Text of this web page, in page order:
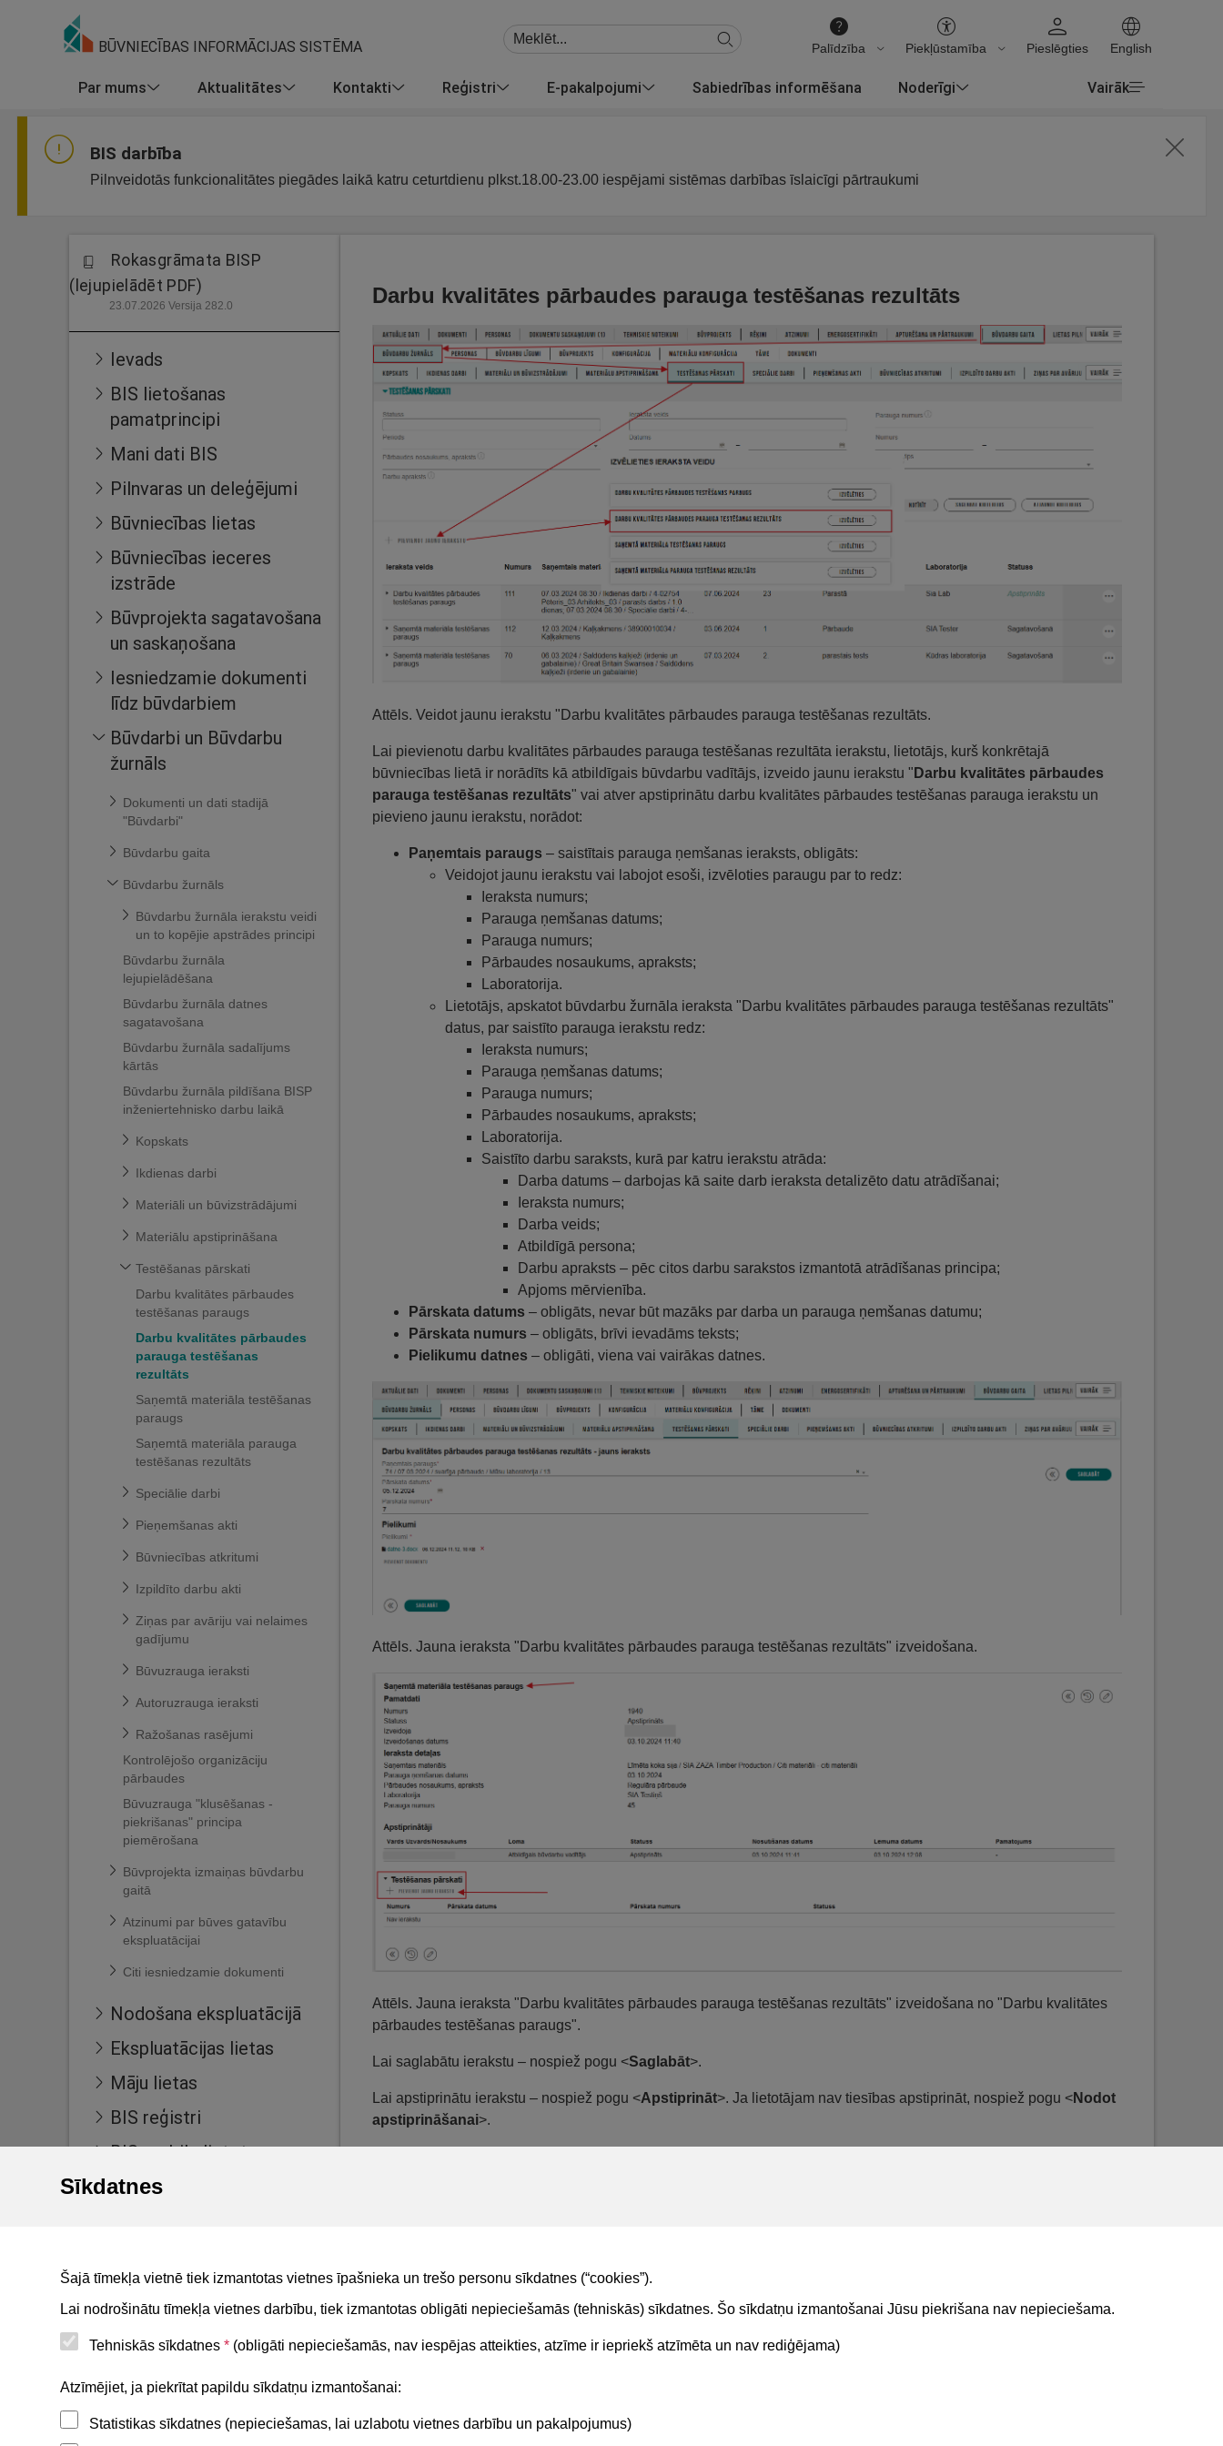
BŪVNIECĪBAS INFORMĀCIJAS SISTĒMA Palīdzība Piekļūstamība Pieslēgties English
Par mums Aktualitātes Kontakti Reģistri E-pakalpojumi Sabiedrības informēšana Noderīgi Vairāk
BIS darbība
Pilnveidotās funkcionalitātes piegādes laikā katru ceturtdienu plkst.18.00-23.00 iespējami sistēmas darbības īslaicīgi pārtraukumi
Sīkdatnes
Šajā tīmekļa vietnē tiek izmantotas vietnes īpašnieka un trešo personu sīkdatnes (“cookies”).
Lai nodrošinātu tīmekļa vietnes darbību, tiek izmantotas obligāti nepieciešamās (tehniskās) sīkdatnes. Šo sīkdatņu izmantošanai Jūsu piekrišana nav nepieciešama.
Tehniskās sīkdatnes * (obligāti nepieciešamās, nav iespējas atteikties, atzīme ir iepriekš atzīmēta un nav rediģējama)
Atzīmējiet, ja piekrītat papildu sīkdatņu izmantošanai:
Statistikas sīkdatnes (nepieciešamas, lai uzlabotu vietnes darbību un pakalpojumus)
Rokasgrāmata BISP
(lejupielādēt PDF)
23.07.2026 Versija 282.0
Ievads
BIS lietošanas
pamatprincipi
Mani dati BIS
Pilnvaras un deleģējumi
Būvniecības lietas
Būvniecības ieceres
izstrāde
Būvprojekta sagatavošana
un saskaņošana
Iesniedzamie dokumenti
līdz būvdarbiem
Būvdarbi un Būvdarbu
žurnāls
Dokumenti un dati stadijā
"Būvdarbi"
Būvdarbu gaita
Būvdarbu žurnāls
Būvdarbu žurnāla ierakstu veidi
un to kopējie apstrādes principi
Būvdarbu žurnāla
lejupielādēšana
Būvdarbu žurnāla datnes
sagatavošana
Būvdarbu žurnāla sadalījums
kārtās
Būvdarbu žurnāla pildīšana BISP
inženiertehnisko darbu laikā
Kopskats
Ikdienas darbi
Materiāli un būvizstrādājumi
Materiālu apstiprināšana
Testēšanas pārskati
Darbu kvalitātes pārbaudes
testēšanas paraugs
Darbu kvalitātes pārbaudes
parauga testēšanas
rezultāts
Saņemtā materiāla testēšanas
paraugs
Saņemtā materiāla parauga
testēšanas rezultāts
Speciālie darbi
Pieņemšanas akti
Būvniecības atkritumi
Izpildīto darbu akti
Ziņas par avāriju vai nelaimes
gadījumu
Būvuzrauga ieraksti
Autoruzrauga ieraksti
Ražošanas rasējumi
Kontrolējošo organizāciju
pārbaudes
Būvuzrauga "klusēšanas -
piekrišanas" principa
piemērošana
Būvprojekta izmaiņas būvdarbu
gaitā
Atzinumi par būves gatavību
ekspluatācijai
Citi iesniedzamie dokumenti
Nodošana ekspluatācijā
Ekspluatācijas lietas
Māju lietas
BIS reģistri
BIS mobile lietotne
For non-residents
Darbu kvalitātes pārbaudes parauga testēšanas rezultāts
Attēls. Veidot jaunu ierakstu "Darbu kvalitātes pārbaudes parauga testēšanas rezultāts.
Lai pievienotu darbu kvalitātes pārbaudes parauga testēšanas rezultāta ierakstu, lietotājs, kurš konkrētajā
būvniecības lietā ir norādīts kā atbildīgais būvdarbu vadītājs, izveido jaunu ierakstu " Darbu kvalitātes pārbaudes
parauga testēšanas rezultāts" vai atver apstiprinātu darbu kvalitātes pārbaudes testēšanas parauga ierakstu un
pievieno jaunu ierakstu, norādot:
Paņemtais paraugs – saistītais parauga ņemšanas ieraksts, obligāts:
Veidojot jaunu ierakstu vai labojot esoši, izvēloties paraugu par to redz:
Ieraksta numurs;
Parauga ņemšanas datums;
Parauga numurs;
Pārbaudes nosaukums, apraksts;
Laboratorija.
Lietotājs, apskatot būvdarbu žurnāla ieraksta "Darbu kvalitātes pārbaudes parauga testēšanas rezultāts"
datus, par saistīto parauga ierakstu redz:
Ieraksta numurs;
Parauga ņemšanas datums;
Parauga numurs;
Pārbaudes nosaukums, apraksts;
Laboratorija.
Saistīto darbu saraksts, kurā par katru ierakstu atrāda:
Darba datums – darbojas kā saite darb ieraksta detalizēto datu atrādīšanai;
Ieraksta numurs;
Darba veids;
Atbildīgā persona;
Darbu apraksts – pēc citos darbu sarakstos izmantotā atrādīšanas principa;
Apjoms mērvienība.
Pārskata datums – obligāts, nevar būt mazāks par darba un parauga ņemšanas datumu;
Pārskata numurs – obligāts, brīvi ievadāms teksts;
Pielikumu datnes – obligāti, viena vai vairākas datnes.
Attēls. Jauna ieraksta "Darbu kvalitātes pārbaudes parauga testēšanas rezultāts" izveidošana.
Attēls. Jauna ieraksta "Darbu kvalitātes pārbaudes parauga testēšanas rezultāts" izveidošana no "Darbu kvalitātes
pārbaudes testēšanas paraugs".
Lai saglabātu ierakstu – nospiež pogu <Saglabāt>.
Lai apstiprinātu ierakstu – nospiež pogu <Apstiprināt>. Ja lietotājam nav tiesības apstiprināt, nospiež pogu <Nodot
apstiprināšanai>.
Noderīgi
Privātuma politika
BIS atbalsta dienesta tālrunis: